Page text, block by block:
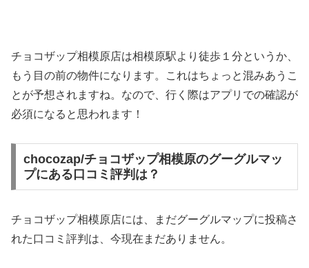
チョコザップ相模原店は相模原駅より徒歩１分というか、
もう目の前の物件になります。これはちょっと混みあうこ
とが予想されますね。なので、行く際はアプリでの確認が
必須になると思われます！
chocozap/チョコザップ相模原のグーグルマッ
プにある口コミ評判は？
チョコザップ相模原店には、まだグーグルマップに投稿さ
れた口コミ評判は、今現在まだありません。